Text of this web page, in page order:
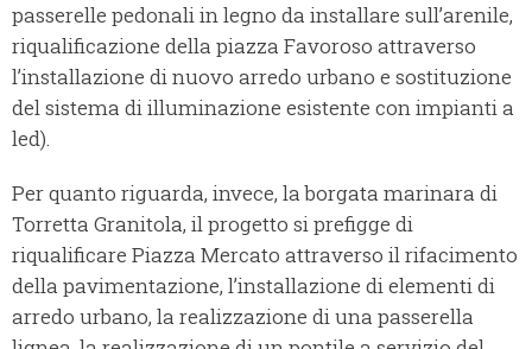
passerelle pedonali in legno da installare sull’arenile,
riqualificazione della piazza Favoroso attraverso
l’installazione di nuovo arredo urbano e sostituzione
del sistema di illuminazione esistente con impianti a
led).
Per quanto riguarda, invece, la borgata marinara di
Torretta Granitola, il progetto si prefigge di
riqualificare Piazza Mercato attraverso il rifacimento
della pavimentazione, l’installazione di elementi di
arredo urbano, la realizzazione di una passerella